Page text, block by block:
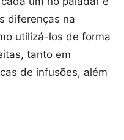
diferenças na
utilizá-los de forma
tanto em
de infusões, além